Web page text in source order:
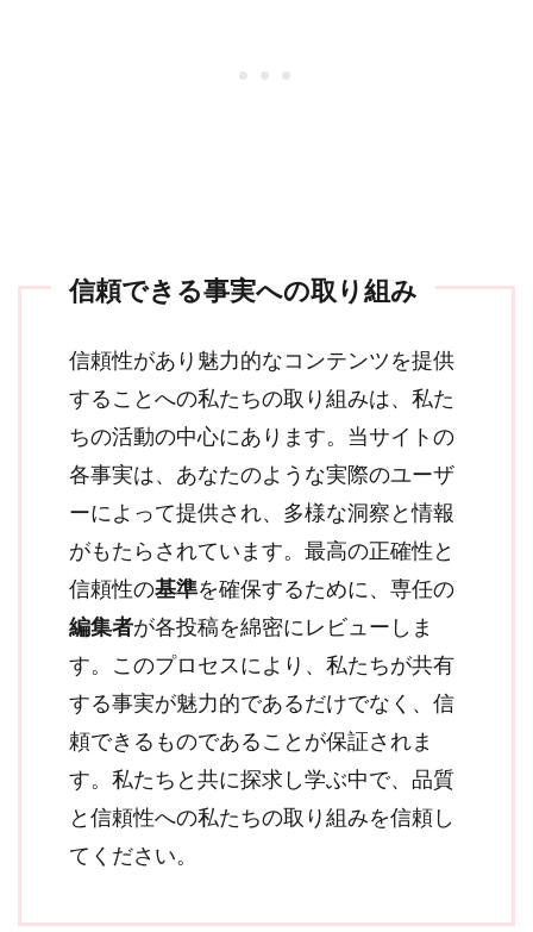
信頼できる事実への取り組み
信頼性があり魅力的なコンテンツを提供
することへの私たちの取り組みは、私た
ちの活動の中心にあります。当サイトの
各事実は、あなたのような実際のユーザ
ーによって提供され、多様な洞察と情報
がもたらされています。最高の正確性と
信頼性の基準を確保するために、専任の
編集者が各投稿を綿密にレビューしま
す。このプロセスにより、私たちが共有
する事実が魅力的であるだけでなく、信
頼できるものであることが保証されま
す。私たちと共に探求し学ぶ中で、品質
と信頼性への私たちの取り組みを信頼し
てください。